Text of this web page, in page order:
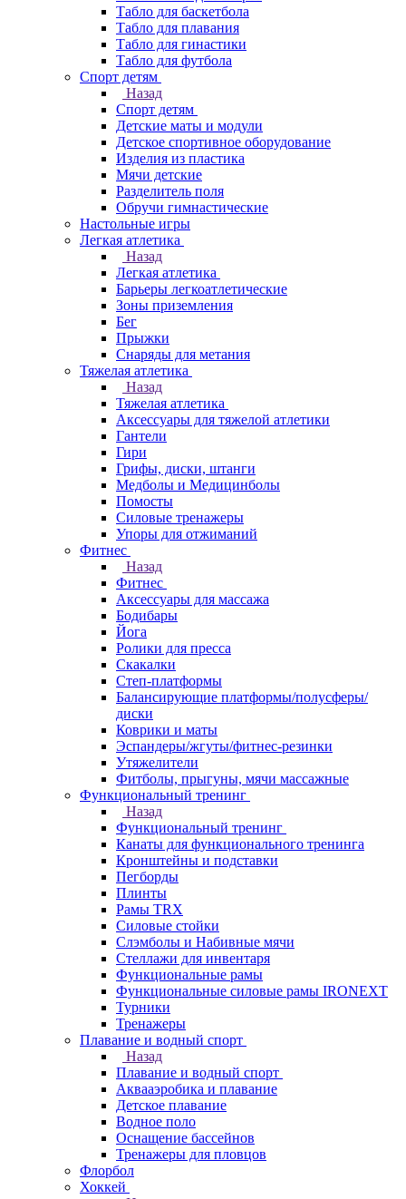
Табло для баскетбола
Табло для плавания
Табло для гинастики
Табло для футбола
Спорт детям
Назад
Спорт детям
Детские маты и модули
Детское спортивное оборудование
Изделия из пластика
Мячи детские
Разделитель поля
Обручи гимнастические
Настольные игры
Легкая атлетика
Назад
Легкая атлетика
Барьеры легкоатлетические
Зоны приземления
Бег
Прыжки
Снаряды для метания
Тяжелая атлетика
Назад
Тяжелая атлетика
Аксессуары для тяжелой атлетики
Гантели
Гири
Грифы, диски, штанги
Медболы и Медицинболы
Помосты
Силовые тренажеры
Упоры для отжиманий
Фитнес
Назад
Фитнес
Аксессуары для массажа
Бодибары
Йога
Ролики для пресса
Скакалки
Степ-платформы
Балансирующие платформы/полусферы/
диски
Коврики и маты
Эспандеры/жгуты/фитнес-резинки
Утяжелители
Фитболы, прыгуны, мячи массажные
Функциональный тренинг
Назад
Функциональный тренинг
Канаты для функционального тренинга
Кронштейны и подставки
Пегборды
Плинты
Рамы TRX
Силовые стойки
Слэмболы и Набивные мячи
Стеллажи для инвентаря
Функциональные рамы
Функциональные силовые рамы IRONEXT
Турники
Тренажеры
Плавание и водный спорт
Назад
Плавание и водный спорт
Аквааэробика и плавание
Детское плавание
Водное поло
Оснащение бассейнов
Тренажеры для пловцов
Флорбол
Хоккей